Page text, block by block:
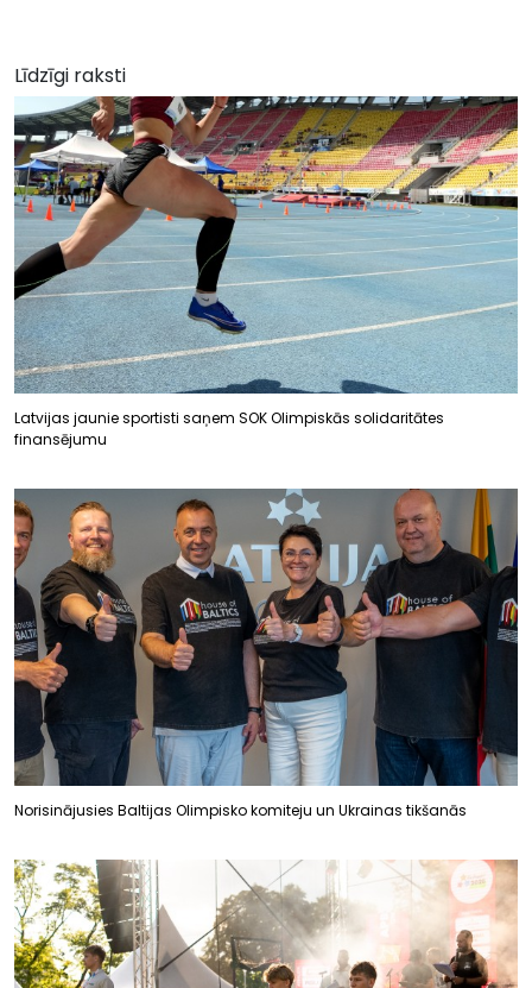
Līdzīgi raksti
Latvijas jaunie sportisti saņem SOK Olimpiskās solidaritātes
finansējumu
Norisinājusies Baltijas Olimpisko komiteju un Ukrainas tikšanās